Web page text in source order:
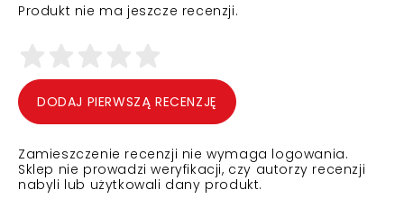
Produkt nie ma jeszcze recenzji.
DODAJ PIERWSZĄ RECENZJĘ
Zamieszczenie recenzji nie wymaga logowania.
Sklep nie prowadzi weryfikacji, czy autorzy recenzji
nabyli lub użytkowali dany produkt.